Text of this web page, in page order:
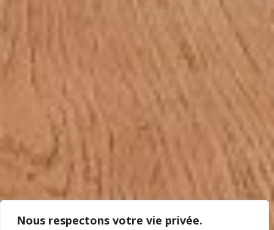
Nous respectons votre vie privée.